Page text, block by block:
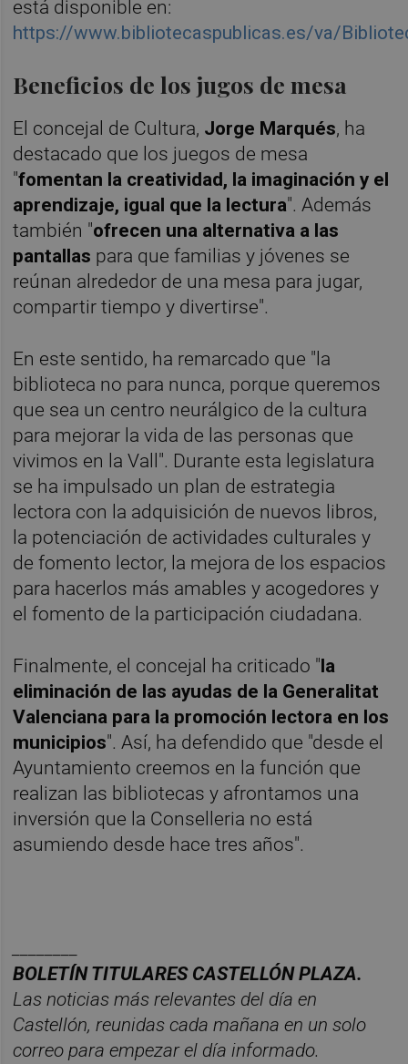
está disponible en:
https://www.bibliotecaspublicas.es/va/
Beneficios de los jugos de mesa
El concejal de Cultura, Jorge Marqués, ha
destacado que los juegos de mesa
"fomentan la creatividad, la imaginación y el
aprendizaje, igual que la lectura". Además
también "ofrecen una alternativa a las
pantallas para que familias y jóvenes se
reúnan alrededor de una mesa para jugar,
compartir tiempo y divertirse".
En este sentido, ha remarcado que "la
biblioteca no para nunca, porque queremos
que sea un centro neurálgico de la cultura
para mejorar la vida de las personas que
vivimos en la Vall". Durante esta legislatura
se ha impulsado un plan de estrategia
lectora con la adquisición de nuevos libros,
la potenciación de actividades culturales y
de fomento lector, la mejora de los espacios
para hacerlos más amables y acogedores y
el fomento de la participación ciudadana.
Finalmente, el concejal ha criticado "la
eliminación de las ayudas de la Generalitat
Valenciana para la promoción lectora en los
municipios". Así, ha defendido que "desde el
Ayuntamiento creemos en la función que
realizan las bibliotecas y afrontamos una
inversión que la Conselleria no está
asumiendo desde hace tres años".
BOLETÍN TITULARES CASTELLÓN PLAZA.
Las noticias más relevantes del día en
Castellón, reunidas cada mañana en un solo
correo para empezar el día informado.